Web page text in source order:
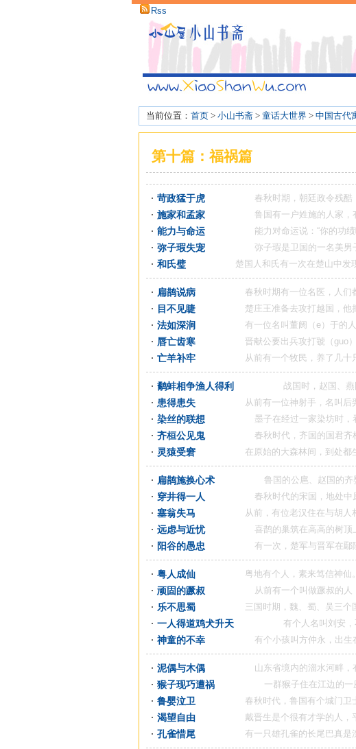
Rss
当前位置： 首页 > 小山书斋 > 童话大世界 > 中国古代
第十篇：福祸篇
苛政猛于虎 春秋时期，朝廷政令残酷，
施家和孟家 鲁国有一户姓施的人家，有
能力与命运 能力对命运说：“你的功绩哪
弥子瑕失宠 弥子瑕是卫国的一名美男子
和氏璧 楚国人和氏有一次在楚山中发现
扁鹊说病 春秋时期有一位名医，人们都
目不见睫 楚庄王准备去攻打越国，他把
法如深涧 有一位名叫董阏（e）于的人
唇亡齿寒 晋献公要出兵攻打虢（guo）
亡羊补牢 从前有一个牧民，养了几十只
鹬蚌相争渔人得利 战国时，赵国、燕国
患得患失 从前有一位神射手，名叫后羿
染丝的联想 墨子在经过一家染坊时，看
齐桓公见鬼 春秋时代，齐国的国君齐桓
灵猿受窘 在原始的大森林间，到处都生
扁鹊施换心术 鲁国的公扈、赵国的齐婴
穿井得一人 春秋时代的宋国，地处中原
塞翁失马 从前，有位老汉住在与胡人相
远虑与近忧 喜鹊的巢筑在高高的树顶上
阳谷的愚忠 有一次，楚军与晋军在鄢陵
粤人成仙 粤地有个人，素来笃信神仙。
顽固的蹶叔 从前有一个叫做蹶叔的人，
乐不思蜀 三国时期，魏、蜀、吴三个国
一人得道鸡犬升天 有个人名叫刘安，不
神童的不幸 有个小孩叫方仲永，出生在
泥偶与木偶 山东省境内的淄水河畔，有
猴子现巧遭祸 一群猴子住在江边的一座
鲁婴泣卫 春秋时代，鲁国有个城门卫士
渴望自由 戴晋生是个很有才学的人，平
孔雀惜尾 有一只雄孔雀的长尾巴真是漂